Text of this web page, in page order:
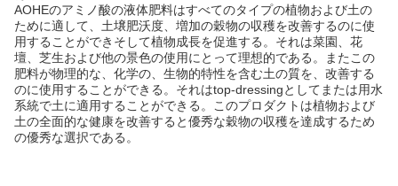
AOHEのアミノ酸の液体肥料はすべてのタイプの植物および土の
ために適して、土壌肥沃度、増加の穀物の収穫を改善するのに使
用することができそして植物成長を促進する。それは菜園、花
壇、芝生および他の景色の使用にとって理想的である。またこの
肥料が物理的な、化学の、生物的特性を含む土の質を、改善する
のに使用することができる。それはtop-dressingとしてまたは用水
系統で土に適用することができる。このプロダクトは植物および
土の全面的な健康を改善すると優秀な穀物の収穫を達成するため
の優秀な選択である。